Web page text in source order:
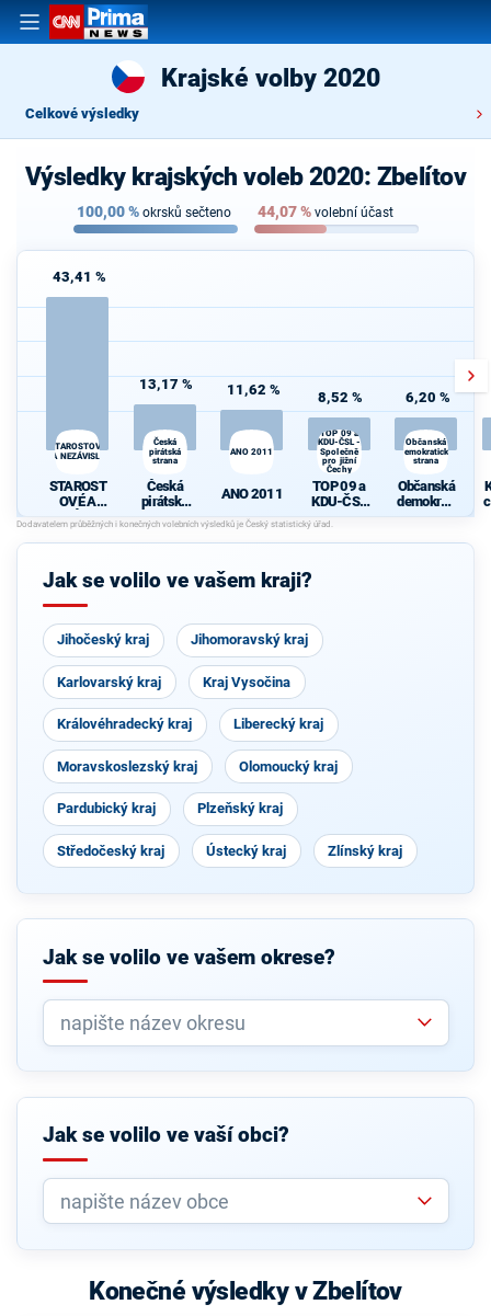
Krajské volby 2020
Celkové výsledky
Výsledky krajských voleb 2020: Zbelítov
100,00% okrsků sečteno 44,07% volební účast
43,41 %
STAROSTOVÉ
A NEZÁVISLÍ
STAROST
OVÉ A
NEZÁVISL
Í
13,17 %
Česká
pirátská
strana
Česká
pirátská
strana
11,62 %
ANO 2011
ANO 2011
8,52 %
TOP 09 a
KDU-ČSL -
Společně
pro jižní
Čechy
TOP 09 a
KDU-ČSL
- Společně
pro jižní
Čechy
6,20 %
Občanská
demokratická
strana
Občanská
demokrati
cká strana
Jak se volilo ve vašem kraji?
Jihočeský kraj Jihomoravský kraj
Karlovarský kraj Kraj Vysočina
Královéhradecký kraj Liberecký kraj
Moravskoslezský kraj Olomoucký kraj
Pardubický kraj Plzeňský kraj
Středočeský kraj Ústecký kraj Zlínský kraj
Jak se volilo ve vašem okrese?
Jak se volilo ve vaší obci?
Konečné výsledky v Zbelítov